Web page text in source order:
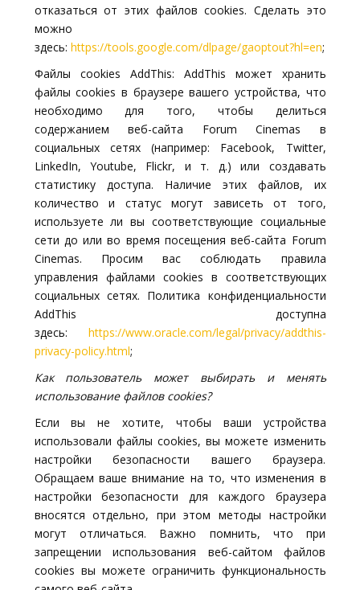
отказаться от этих файлов cookies. Сделать это
можно
здесь: https://tools.google.com/dlpage/gaoptout?hl=en;
Файлы cookies AddThis: AddThis может хранить
файлы cookies в браузере вашего устройства, что
необходимо для того, чтобы делиться
содержанием веб-сайта Forum Cinemas в
социальных сетях (например: Facebook, Twitter,
LinkedIn, Youtube, Flickr, и т. д.) или создавать
статистику доступа. Наличие этих файлов, их
количество и статус могут зависеть от того,
используете ли вы соответствующие социальные
сети до или во время посещения веб-сайта Forum
Cinemas. Просим вас соблюдать правила
управления файлами cookies в соответствующих
социальных сетях. Политика конфиденциальности
AddThis доступна
здесь: https://www.oracle.com/legal/privacy/addthis-
privacy-policy.html;
Как пользователь может выбирать и менять
использование файлов cookies?
Если вы не хотите, чтобы ваши устройства
использовали файлы cookies, вы можете изменить
настройки безопасности вашего браузера.
Обращаем ваше внимание на то, что изменения в
настройки безопасности для каждого браузера
вносятся отдельно, при этом методы настройки
могут отличаться. Важно помнить, что при
запрещении использования веб-сайтом файлов
cookies вы можете ограничить функциональность